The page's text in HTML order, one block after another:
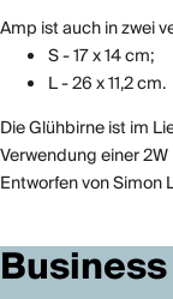
Amp ist auch in zwei
S - 17 x 14 cm;
L - 26 x 11,2 cm.
Die Glühbirne ist im
Verwendung einer
Entworfen von Simon
Business